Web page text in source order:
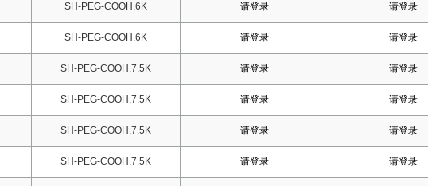
SH-PEG-COOH,6K 请登录 请登录
SH-PEG-COOH,6K 请登录 请登录
SH-PEG-COOH,7.5K 请登录 请登录
SH-PEG-COOH,7.5K 请登录 请登录
SH-PEG-COOH,7.5K 请登录 请登录
SH-PEG-COOH,7.5K 请登录 请登录